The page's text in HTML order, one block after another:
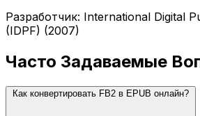
Разработчик: International Digital
(IDPF) (2007)
Часто Задаваемые
Как конвертировать FB2 в EPUB онлайн?